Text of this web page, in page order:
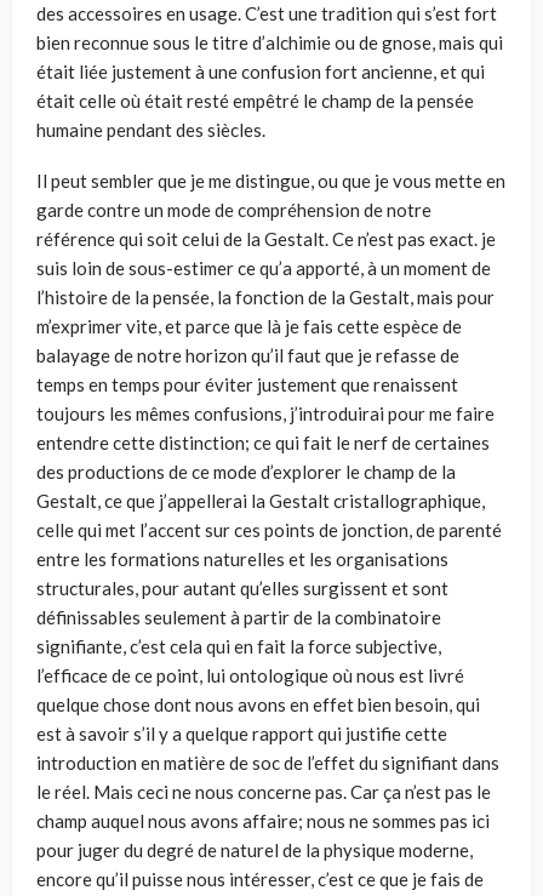
des accessoires en usage. C’est une tradition qui s’est fort
bien reconnue sous le titre d’alchimie ou de gnose, mais qui
était liée justement à une confusion fort ancienne, et qui
était celle où était resté empêtré le champ de la pensée
humaine pendant des siècles.
Il peut sembler que je me distingue, ou que je vous mette en
garde contre un mode de compréhension de notre
référence qui soit celui de la Gestalt. Ce n’est pas exact. je
suis loin de sous-estimer ce qu’a apporté, à un moment de
l’histoire de la pensée, la fonction de la Gestalt, mais pour
m’exprimer vite, et parce que là je fais cette espèce de
balayage de notre horizon qu’il faut que je refasse de
temps en temps pour éviter justement que renaissent
toujours les mêmes confusions, j’introduirai pour me faire
entendre cette distinction; ce qui fait le nerf de certaines
des productions de ce mode d’explorer le champ de la
Gestalt, ce que j’appellerai la Gestalt cristallographique,
celle qui met l’accent sur ces points de jonction, de parenté
entre les formations naturelles et les organisations
structurales, pour autant qu’elles surgissent et sont
définissables seulement à partir de la combinatoire
signifiante, c’est cela qui en fait la force subjective,
l’efficace de ce point, lui ontologique où nous est livré
quelque chose dont nous avons en effet bien besoin, qui
est à savoir s’il y a quelque rapport qui justifie cette
introduction en matière de soc de l’effet du signifiant dans
le réel. Mais ceci ne nous concerne pas. Car ça n’est pas le
champ auquel nous avons affaire; nous ne sommes pas ici
pour juger du degré de naturel de la physique moderne,
encore qu’il puisse nous intéresser, c’est ce que je fais de